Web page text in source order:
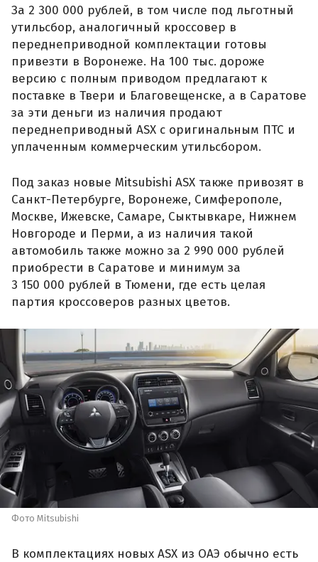
За 2 300 000 рублей, в том числе под льготный
утильсбор, аналогичный кроссовер в
переднеприводной комплектации готовы
привезти в Воронеже. На 100 тыс. дороже
версию с полным приводом предлагают к
поставке в Твери и Благовещенске, а в Саратове
за эти деньги из наличия продают
переднеприводный ASX с оригинальным ПТС и
уплаченным коммерческим утильсбором.
Под заказ новые Mitsubishi ASX также привозят в
Санкт-Петербурге, Воронеже, Симферополе,
Москве, Ижевске, Самаре, Сыктывкаре, Нижнем
Новгороде и Перми, а из наличия такой
автомобиль также можно за 2 990 000 рублей
приобрести в Саратове и минимум за
3 150 000 рублей в Тюмени, где есть целая
партия кроссоверов разных цветов.
Фото Mitsubishi
В комплектациях новых ASX из ОАЭ обычно есть